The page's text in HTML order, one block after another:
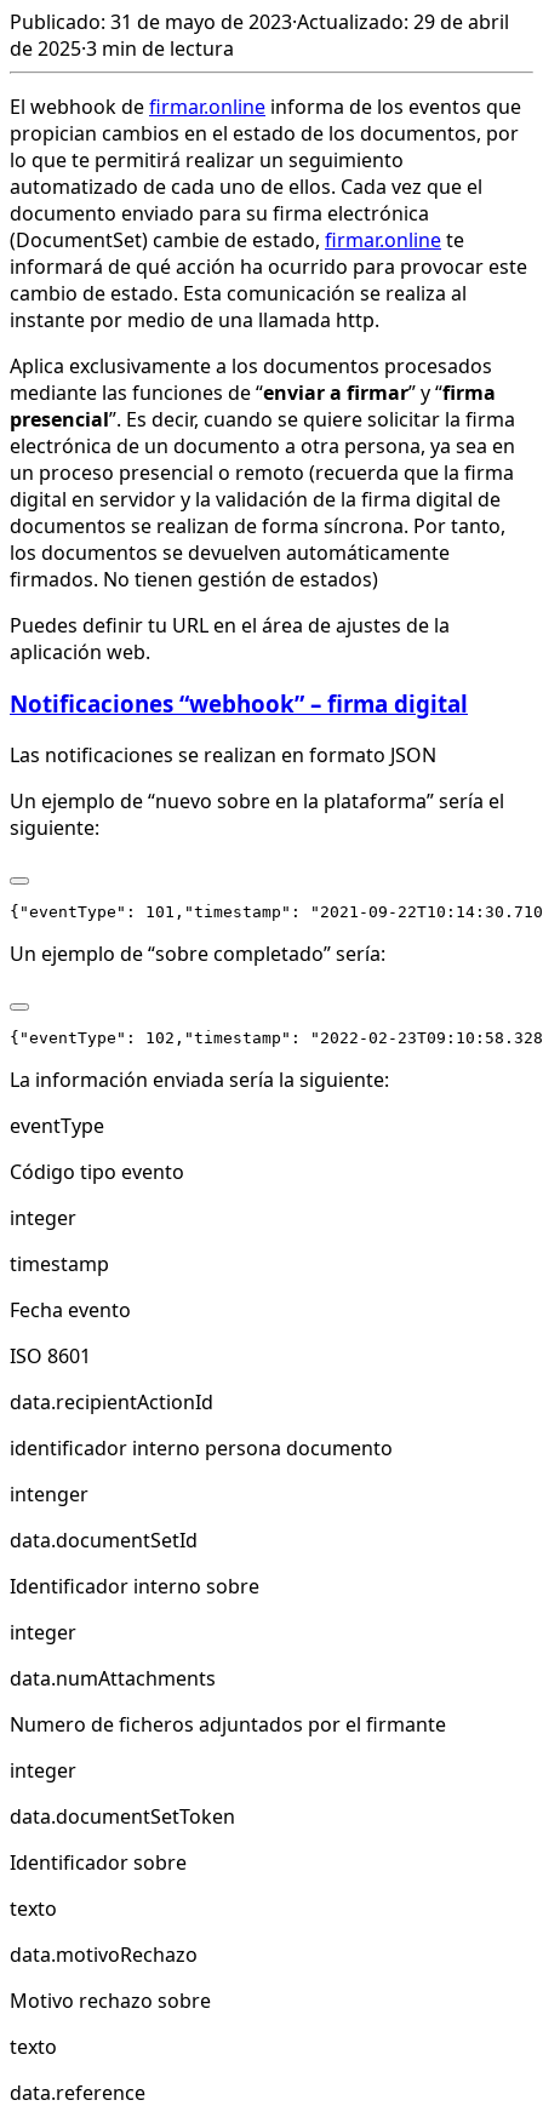
Publicado: 31 de mayo de 2023·Actualizado: 29 de abril
de 2025·3 min de lectura
El webhook defirmar.online informa de los eventos que
propician cambios en el estado de los documentos, por
lo que te permitirá realizar un seguimiento
automatizado de cada uno de ellos. Cada vez que el
documento enviado para su firma electrónica
(DocumentSet) cambie de estado, firmar.onlinete
informará de qué acción ha ocurrido para provocar este
cambio de estado. Esta comunicación se realiza al
instante por medio de una llamada http.
Aplica exclusivamente a los documentos procesados
mediante las funciones de “enviar a firmar” y “firma
presencial”. Es decir, cuando se quiere solicitar la firma
electrónica de un documento a otra persona, ya sea en
un proceso presencial o remoto (recuerda que la firma
digital en servidor y la validación de la firma digital de
documentos se realizan de forma síncrona. Por tanto,
los documentos se devuelven automáticamente
firmados. No tienen gestión de estados)
Puedes definir tu URL en el área de ajustes de la
aplicación web.
Notificaciones “webhook” – firma digital
Las notificaciones se realizan en formato JSON
Un ejemplo de “nuevo sobre en la plataforma” sería el
siguiente:
Un ejemplo de “sobre completado” sería:
La información enviada sería la siguiente:
eventType
Código tipo evento
integer
timestamp
Fecha evento
ISO 8601
data.recipientActionId
identificador interno persona documento
intenger
data.documentSetId
Identificador interno sobre
integer
data.numAttachments
Numero de ficheros adjuntados por el firmante
integer
data.documentSetToken
Identificador sobre
texto
data.motivoRechazo
Motivo rechazo sobre
texto
data.reference